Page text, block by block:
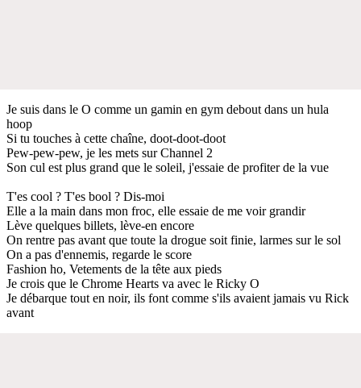
Je suis dans le O comme un gamin en gym debout dans un hula
hoop
Si tu touches à cette chaîne, doot-doot-doot
Pew-pew-pew, je les mets sur Channel 2
Son cul est plus grand que le soleil, j'essaie de profiter de la vue
T'es cool ? T'es bool ? Dis-moi
Elle a la main dans mon froc, elle essaie de me voir grandir
Lève quelques billets, lève-en encore
On rentre pas avant que toute la drogue soit finie, larmes sur le sol
On a pas d'ennemis, regarde le score
Fashion ho, Vetements de la tête aux pieds
Je crois que le Chrome Hearts va avec le Ricky O
Je débarque tout en noir, ils font comme s'ils avaient jamais vu Rick
avant